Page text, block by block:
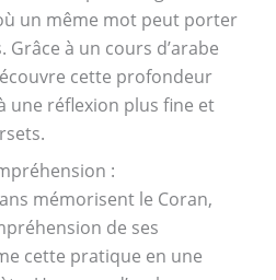
un même mot peut porter
à un cours d’arabe
cette profondeur
une réflexion plus fine et
:
mémorisent le Coran,
de ses
cette pratique en une